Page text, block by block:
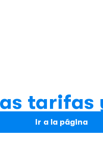
tarifas
Ir a la página